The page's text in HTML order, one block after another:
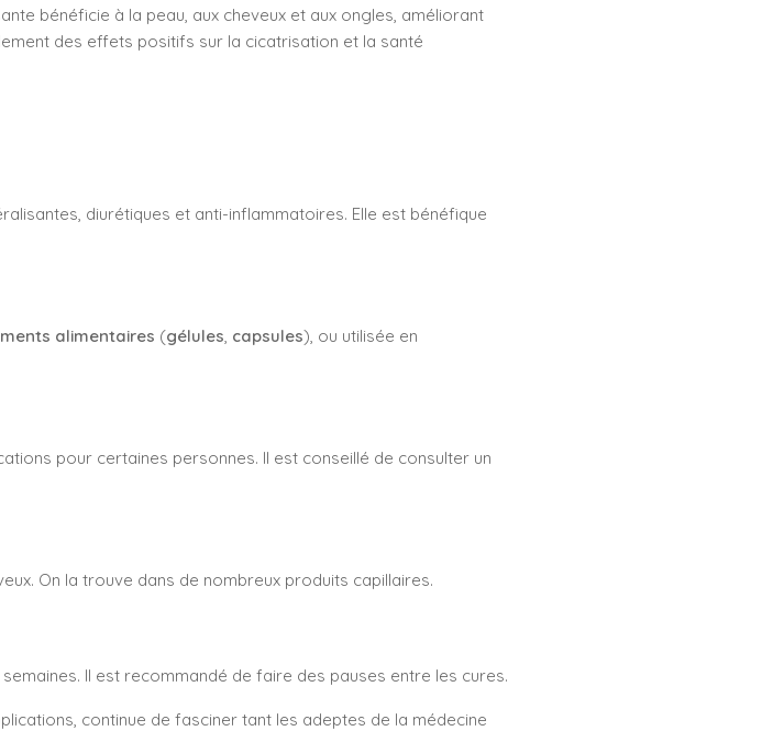
bénéficie à la peau, aux cheveux et aux ongles, améliorant
des effets positifs sur la cicatrisation et la santé
diurétiques et anti-inflammatoires. Elle est bénéfique
alimentaires (gélules, capsules), ou utilisée en
pour certaines personnes. Il est conseillé de consulter un
On la trouve dans de nombreux produits capillaires.
Il est recommandé de faire des pauses entre les cures.
continue de fasciner tant les adeptes de la médecine